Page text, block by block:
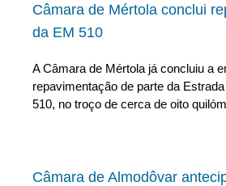
Câmara de Mértola conclui
da EM 510
A Câmara de Mértola já concluiu a
repavimentação de parte da
510, no troço de cerca de oito
Câmara de Almodôvar